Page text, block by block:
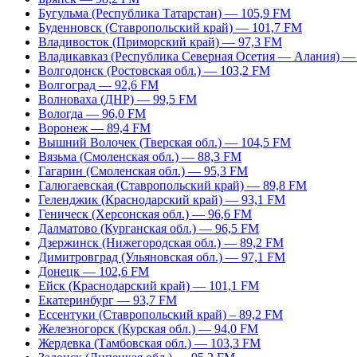
Бугульма (Республика Татарстан) — 105,9 FM
Буденновск (Ставропольский край) — 101,7 FM
Владивосток (Приморский край) — 97,3 FM
Владикавказ (Республика Северная Осетия — Алания)
Волгодонск (Ростовская обл.) — 103,2 FM
Волгоград — 92,6 FM
Волноваха (ДНР) — 99,5 FM
Вологда — 96,0 FM
Воронеж — 89,4 FM
Вышний Волочек (Тверская обл.) — 104,5 FM
Вязьма (Смоленская обл.) — 88,3 FM
Гагарин (Смоленская обл.) — 95,3 FM
Галюгаевская (Ставропольский край) — 89,8 FM
Геленджик (Краснодарский край) — 93,1 FM
Геническ (Херсонская обл.) — 96,6 FM
Далматово (Курганская обл.) — 96,5 FM
Дзержинск (Нижегородская обл.) — 89,2 FM
Димитровград (Ульяновская обл.) — 97,1 FM
Донецк — 102,6 FM
Ейск (Краснодарский край) — 101,1 FM
Екатеринбург — 93,7 FM
Ессентуки (Ставропольский край) – 89,2 FM
Железногорск (Курская обл.) — 94,0 FM
Жердевка (Тамбовская обл.) — 103,3 FM